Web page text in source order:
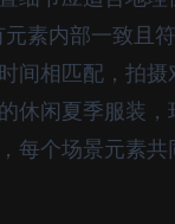
元素内部一致且
间相匹配，拍摄
休闲夏季服装
每个场景元素